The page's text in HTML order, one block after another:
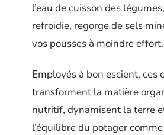
l’eau de cuisson des
refroidie, regorge de sels
vos pousses à moindre effort.
Employés à bon escient, ces
transforment la matière
nutritif, dynamisent la terre
l’équilibre du potager